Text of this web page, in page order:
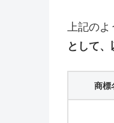
上記のよ
として、
商標